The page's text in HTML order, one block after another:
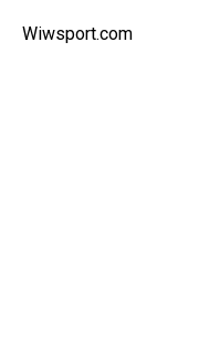
Wiwsport.com